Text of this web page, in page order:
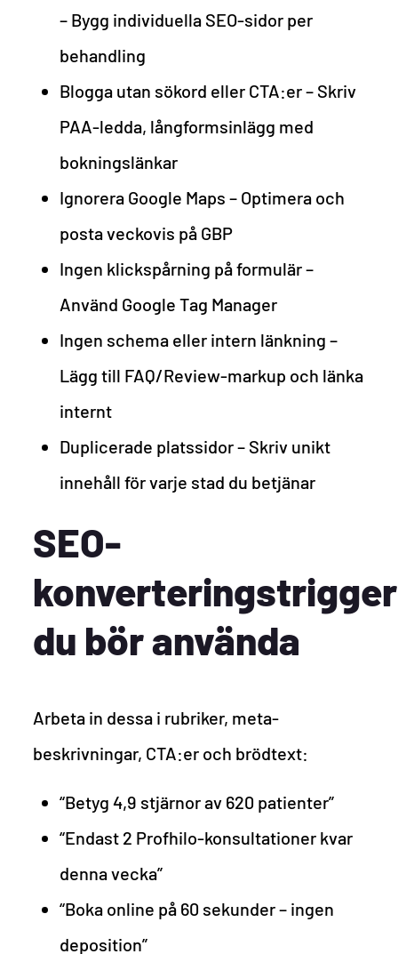
– Bygg individuella SEO-sidor per
behandling
Blogga utan sökord eller CTA:er – Skriv
PAA-ledda, långformsinlägg med
bokningslänkar
Ignorera Google Maps – Optimera och
posta veckovis på GBP
Ingen klickspårning på formulär –
Använd Google Tag Manager
Ingen schema eller intern länkning –
Lägg till FAQ/Review-markup och länka
internt
Duplicerade platssidor – Skriv unikt
innehåll för varje stad du betjänar
SEO-
du bör använda
Arbeta in dessa i rubriker, meta-
beskrivningar, CTA:er och brödtext:
“Betyg 4,9 stjärnor av 620 patienter”
“Endast 2 Profhilo-konsultationer kvar
denna vecka”
“Boka online på 60 sekunder – ingen
deposition”